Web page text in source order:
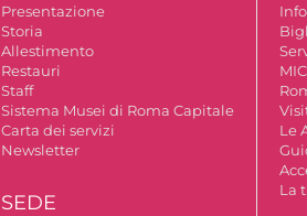
Presentazione
Storia
Allestimento
Restauri
Staff
Sistema Musei di Roma Capitale
Carta dei servizi
Newsletter
SEDE
Le
La